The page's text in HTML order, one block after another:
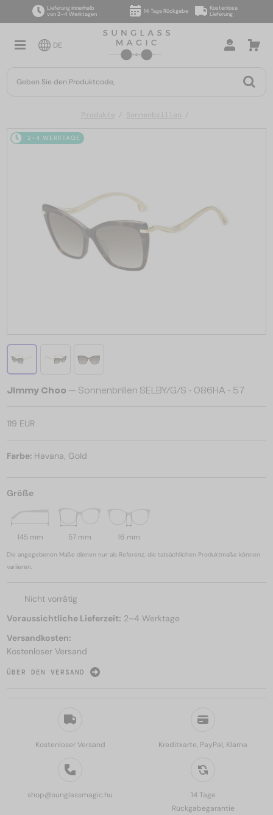
Lieferung innerhalb
von 2–4 Werktagen
14 Tage Rückgabe
Kostenlose
Lieferung
DE
Produkte Sonnenbrillen
Kostenloser Versand Kreditkarte, PayPal, Klarna
shop@sunglassmagic.hu
14 Tage
Rückgabegarantie
2-4 WERKTAGE
Jimmy Choo — Sonnenbrillen SELBY/G/S - 086HA - 57
119 EUR
Farbe: Havana, Gold
Größe
145 mm 57 mm 16 mm
Die angegebenen Maße dienen nur als Referenz; die tatsächlichen Produktmaße können
variieren.
Nicht vorrätig
Voraussichtliche Lieferzeit: 2–4 Werktage
Versandkosten:
Kostenloser Versand
ÜBER DEN VERSAND